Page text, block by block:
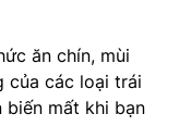
ăn chín, mùi
của các loại trái
biến mất khi bạn